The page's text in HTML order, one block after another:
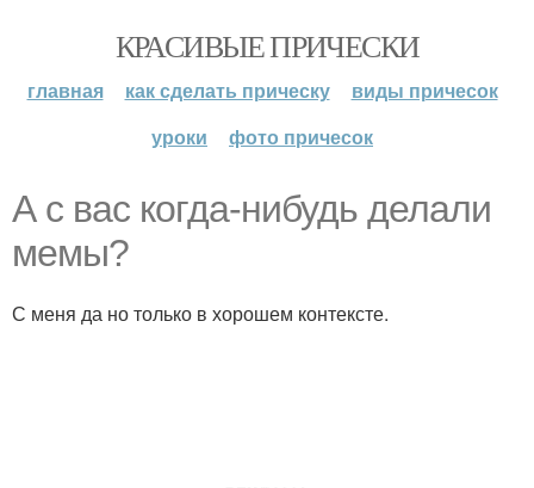
КРАСИВЫЕ ПРИЧЕСКИ
главная как сделать прическу
виды причесок
уроки
фото причесок
А с вас когда-нибудь делали
мемы?
С меня да но только в хорошем контексте.